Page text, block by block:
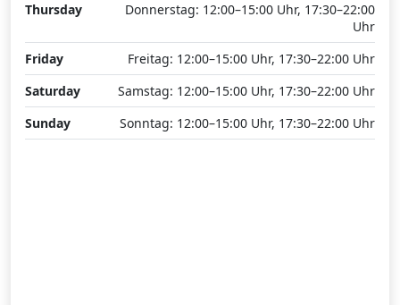
Thursday
Donnerstag: 12:00–15:00 Uhr, 17:30–22:00
Uhr
Friday
Freitag: 12:00–15:00 Uhr, 17:30–22:00 Uhr
Saturday
Samstag: 12:00–15:00 Uhr, 17:30–22:00 Uhr
Sunday
Sonntag: 12:00–15:00 Uhr, 17:30–22:00 Uhr